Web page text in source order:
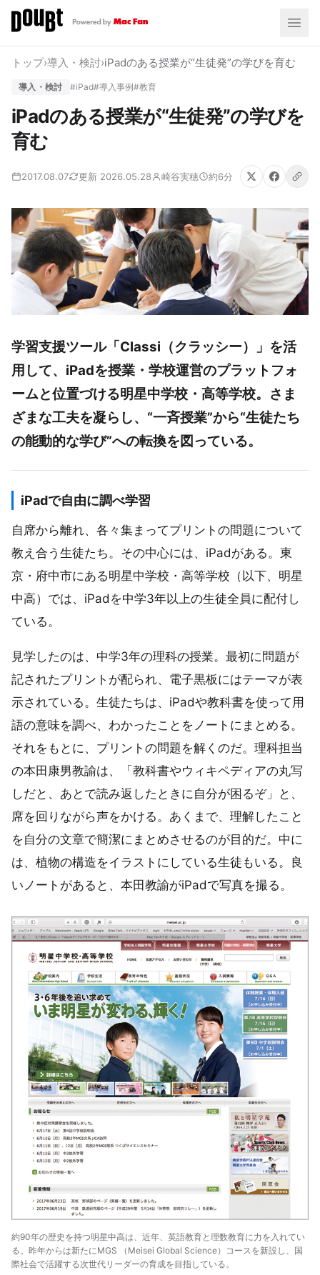
トップ›導入・検討›iPadのある授業が“生徒発”の学びを育む
導入・検討 #iPad#導入事例#教育
iPadのある授業が“生徒発”の学びを
育む
2017.08.07 更新 2026.05.28 崎谷実穂 約6分
学習支援ツール「Classi（クラッシー）」を活
用して、iPadを授業・学校運営のプラットフォ
ームと位置づける明星中学校・高等学校。さま
ざまな工夫を凝らし、“一斉授業”から“生徒たち
の能動的な学び”への転換を図っている。
iPadで自由に調べ学習
自席から離れ、各々集まってプリントの問題について
教え合う生徒たち。その中心には、iPadがある。東
京・府中市にある明星中学校・高等学校（以下、明星
中高）では、iPadを中学3年以上の生徒全員に配付し
ている。
見学したのは、中学3年の理科の授業。最初に問題が
記されたプリントが配られ、電子黒板にはテーマが表
示されている。生徒たちは、iPadや教科書を使って用
語の意味を調べ、わかったことをノートにまとめる。
それをもとに、プリントの問題を解くのだ。理科担当
の本田康男教諭は、「教科書やウィキペディアの丸写
しだと、あとで読み返したときに自分が困るぞ」と、
席を回りながら声をかける。あくまで、理解したこと
を自分の文章で簡潔にまとめさせるのが目的だ。中に
は、植物の構造をイラストにしている生徒もいる。良
いノートがあると、本田教諭がiPadで写真を撮る。
約90年の歴史を持つ明星中高は、近年、英語教育と理数教育に力を入れてい
る。昨年からは新たにMGS （Meisei Global Science）コースを新設し、国
際社会で活躍する次世代リーダーの育成を目指している。